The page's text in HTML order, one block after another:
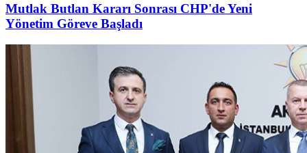
Mutlak Butlan Kararı Sonrası CHP'de Yeni
Yönetim Göreve Başladı